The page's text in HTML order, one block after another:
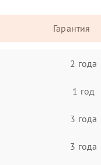
Гарантия
2 года
1 год
3 года
3 года